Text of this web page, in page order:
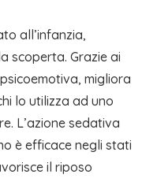
all’infanzia,
scoperta. Grazie ai
migliora
lo utilizza ad uno
L’azione sedativa
è efficace negli stati
il riposo